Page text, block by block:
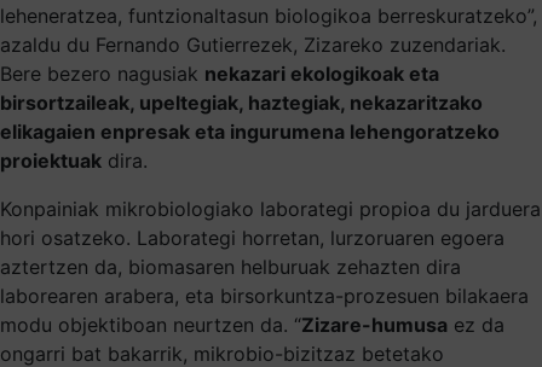
leheneratzea, funtzionaltasun biologikoa berreskuratzeko”,
azaldu du Fernando Gutierrezek, Zizareko zuzendariak.
Bere bezero nagusiak nekazari ekologikoak eta
birsortzaileak, upeltegiak, haztegiak, nekazaritzako
elikagaien enpresak eta ingurumena lehengoratzeko
proiektuak dira.
Konpainiak mikrobiologiako laborategi propioa du jarduera
hori osatzeko. Laborategi horretan, lurzoruaren egoera
aztertzen da, biomasaren helburuak zehazten dira
laborearen arabera, eta birsorkuntza-prozesuen bilakaera
modu objektiboan neurtzen da. “Zizare-humusa ez da
ongarri bat bakarrik, mikrobio-bizitzaz betetako